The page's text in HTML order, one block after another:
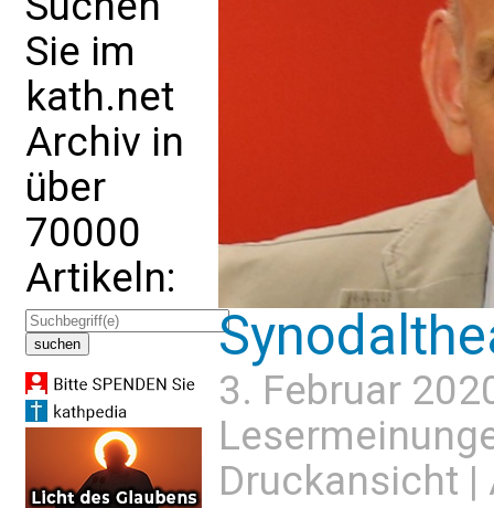
Sie im
kath.net
Archiv in
über
70000
Artikeln:
3. Februar
Druckansicht |